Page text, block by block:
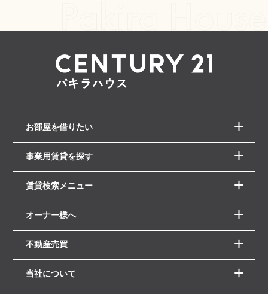
お部屋を借りたい
事業用賃貸を探す
賃貸検索メニュー
オーナー様へ
不動産売買
当社について